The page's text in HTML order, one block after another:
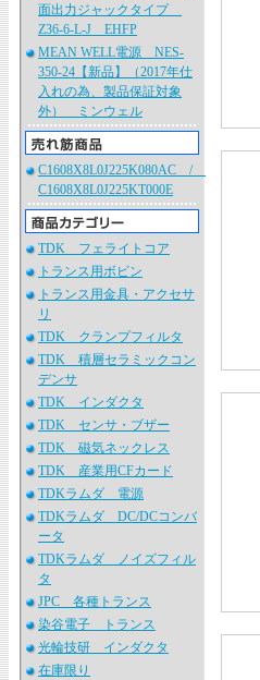
面出力ジャックタイプ
Z36-6-L-J EHFP
MEAN WELL電源 NES-
350-24【新品】（2017年仕
入れの為、製品保証対象
外） ミンウェル
C1608X8L0J225K080AC /
C1608X8L0J225KT000E
TDK フェライトコア
トランス用ボビン
トランス用金具・アクセサ
リ
TDK クランプフィルタ
TDK 積層セラミックコン
デンサ
TDK インダクタ
TDK センサ・ブザー
TDK 磁気ネックレス
TDK 産業用CFカード
TDKラムダ 電源
TDKラムダ DC/DCコンバ
ータ
TDKラムダ ノイズフィル
タ
JPC 各種トランス
染谷電子 トランス
光輪技研 インダクタ
在庫限り